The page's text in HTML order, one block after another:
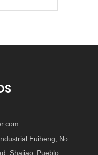
Huiheng, No.
Shajiao, Pueblo